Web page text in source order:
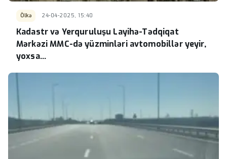
Ölkə 24-04-2025, 15:40
Kadastr və Yerquruluşu Layihə-Tədqiqat
Mərkəzi MMC-də yüzminləri avtomobillər yeyir,
yoxsa…